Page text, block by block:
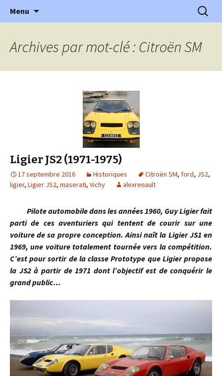
l'Automobile Ancienne
l'automobile ancienne : articles, historiques
…
Menu
Archives par mot-clé : Citroën SM
Ligier JS2 (1971-1975)
17 septembre 2016 Historiques Citroën SM, ford, JS2,
ligier, Ligier JS2, maserati, Vichy alexrenault
Pilote automobile dans les années 1960, Guy Ligier fait
parti de ces aventuriers qui tentent de courir sur une
voiture de sa propre conception. Ainsi naît la Ligier JS1 en
1969, une voiture totalement tournée vers la compétition.
C’est pour sortir de la classe Prototype que Ligier propose
la JS2 à partir de 1971 dont l’objectif est de conquérir le
grand public…